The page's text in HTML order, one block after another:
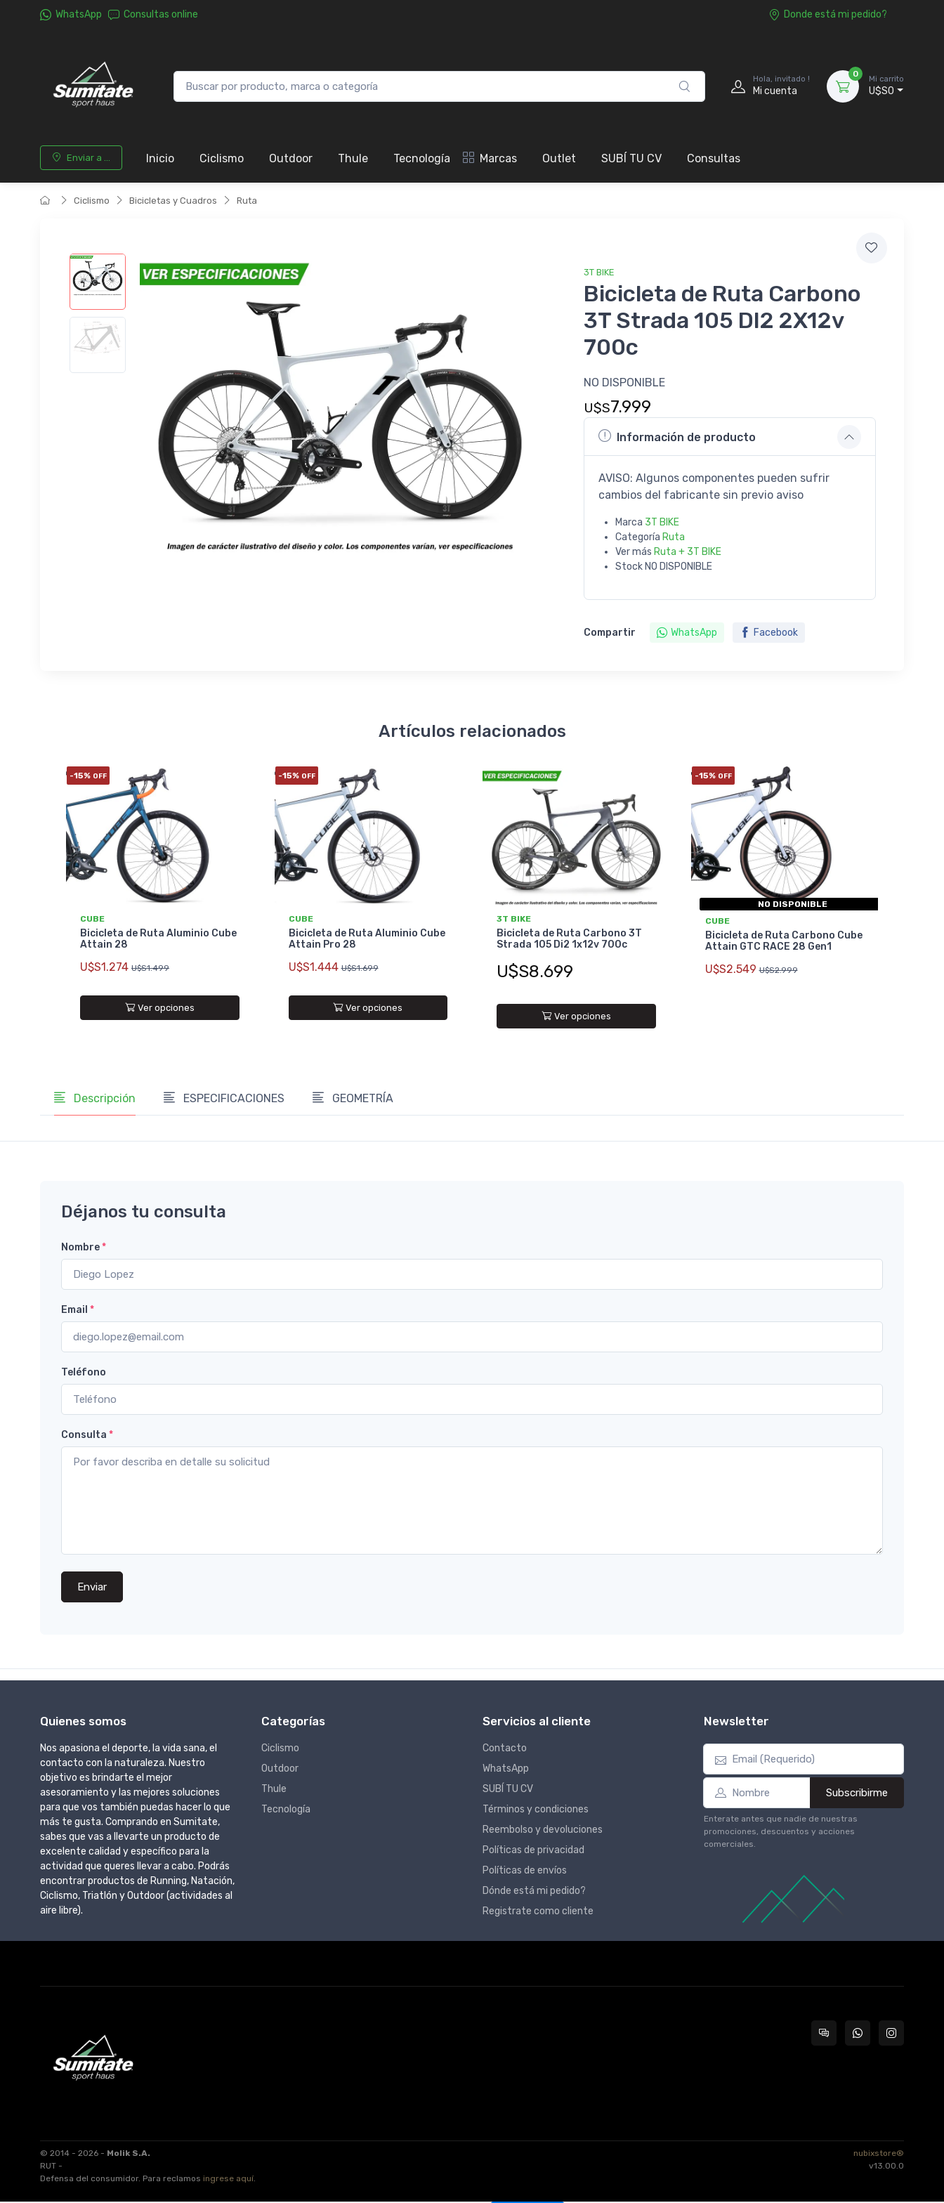
WhatsApp Consultas online Donde está mi pedido?
Hola, invitado !
Mi cuenta
0
Mi carrito
U$S0
Enviar a ... Inicio Ciclismo Outdoor Thule Tecnología Marcas Outlet SUBÍ TU CV Consultas
Ciclismo Bicicletas y Cuadros Ruta
3T BIKE
Bicicleta de Ruta Carbono
3T Strada 105 DI2 2X12v
700c
NO DISPONIBLE
U$S7.999
Información de producto
AVISO: Algunos componentes pueden sufrir
cambios del fabricante sin previo aviso
Marca 3T BIKE
Categoría Ruta
Ver más Ruta + 3T BIKE
Stock NO DISPONIBLE
Compartir WhatsApp Facebook
Artículos relacionados
-15% OFF
CUBE
Bicicleta de Ruta Aluminio Cube
Attain 28
U$S1.274 U$S1.499
Ver opciones
-15% OFF
CUBE
Bicicleta de Ruta Aluminio Cube
Attain Pro 28
U$S1.444 U$S1.699
Ver opciones
3T BIKE
Bicicleta de Ruta Carbono 3T
Strada 105 Di2 1x12v 700c
U$S8.699
Ver opciones
-15% OFF
NO DISPONIBLE
CUBE
Bicicleta de Ruta Carbono Cube
Attain GTC RACE 28 Gen1
U$S2.549 U$S2.999
Descripción ESPECIFICACIONES GEOMETRÍA
Déjanos tu consulta
Nombre*
Email *
Teléfono
Consulta *
Enviar
Quienes somos
Nos apasiona el deporte, la vida sana, el
contacto con la naturaleza. Nuestro
objetivo es brindarte el mejor
asesoramiento y las mejores soluciones
para que vos también puedas hacer lo que
más te gusta. Comprando en Sumitate,
sabes que vas a llevarte un producto de
excelente calidad y específico para la
actividad que queres llevar a cabo. Podrás
encontrar productos de Running, Natación,
Ciclismo, Triatlón y Outdoor (actividades al
aire libre).
Categorías
Ciclismo
Outdoor
Thule
Tecnología
Servicios al cliente
Contacto
WhatsApp
SUBÍ TU CV
Términos y condiciones
Reembolso y devoluciones
Políticas de privacidad
Políticas de envíos
Dónde está mi pedido?
Registrate como cliente
Newsletter
Subscribirme
Enterate antes que nadie de nuestras
promociones, descuentos y acciones
comerciales.
© 2014 - 2026 - Molik S.A.
RUT -
Defensa del consumidor. Para reclamos ingrese aquí.
nubixstore®
v13.00.0